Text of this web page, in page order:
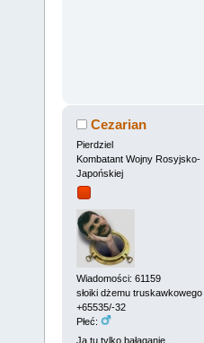
Cezarian
Pierdziel
Kombatant Wojny Rosyjsko-
Japońskiej
Wiadomości: 61159
słoiki dżemu truskawkowego
+65535/-32
Płeć:
Ja tu tylko bałaganię...